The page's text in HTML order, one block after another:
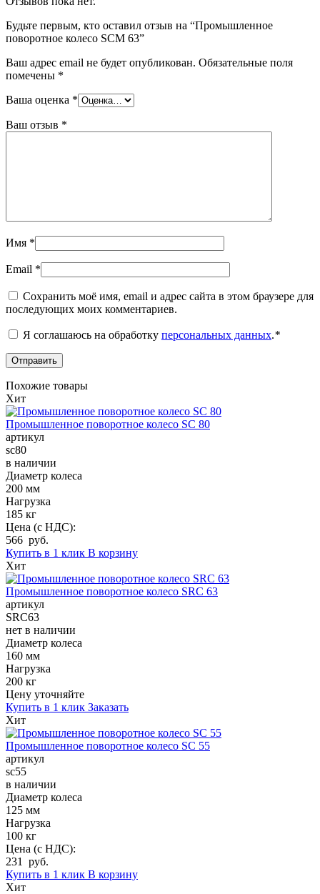
Будьте первым, кто оставил отзыв на “Промышленное
поворотное колесо SCM 63”
Ваш адрес email не будет опубликован. Обязательные поля
помечены *
Ваша оценка *
Ваш отзыв *
Имя *
Email *
Сохранить моё имя, email и адрес сайта в этом браузере для
последующих моих комментариев.
Я соглашаюсь на обработку персональных данных.*
Похожие товары
Хит
Промышленное поворотное колесо SC 80
артикул
sc80
в наличии
Диаметр колеса
200 мм
Нагрузка
185 кг
Цена (с НДС):
566 руб.
Купить в 1 клик В корзину
Хит
Промышленное поворотное колесо SRC 63
артикул
SRC63
нет в наличии
Диаметр колеса
160 мм
Нагрузка
200 кг
Цену уточняйте
Купить в 1 клик Заказать
Хит
Промышленное поворотное колесо SC 55
артикул
sc55
в наличии
Диаметр колеса
125 мм
Нагрузка
100 кг
Цена (с НДС):
231 руб.
Купить в 1 клик В корзину
Хит